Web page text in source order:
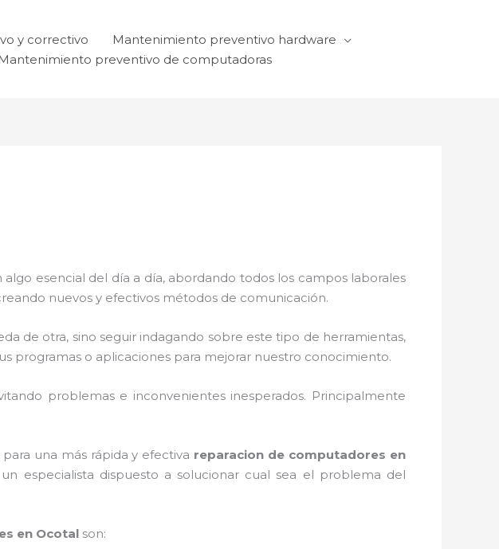
y correctivo
Mantenimiento preventivo hardware
Mantenimiento preventivo de computadoras
esencial del día a día, abordando todos los campos laborales
nuevos y efectivos métodos de comunicación.
de otra, sino seguir indagando sobre este tipo de herramientas,
programas o aplicaciones para mejorar nuestro conocimiento.
problemas e inconvenientes inesperados. Principalmente
una más rápida y efectiva reparacion de computadores en
especialista dispuesto a solucionar cual sea el problema del
en Ocotal son: